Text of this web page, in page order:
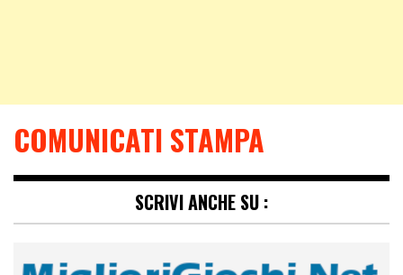
COMUNICATI STAMPA
SCRIVI ANCHE SU :